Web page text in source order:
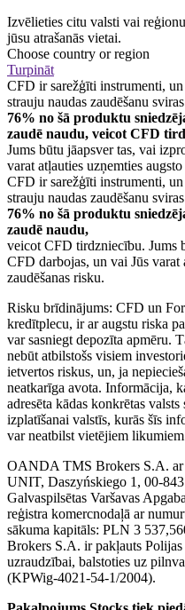
Izvēlieties citu valsti vai
jūsu atrašanās vietai.
Choose country or region
Turpināt
CFD ir sarežģīti instrumenti,
strauju naudas zaudēšanu
76% no šā produktu
zaudē naudu, veicot CFD
Jums būtu jāapsver tas, vai
varat atļauties uzņemties
CFD ir sarežģīti instrumenti,
strauju naudas zaudēšanu
76% no šā produktu
zaudē naudu,
veicot CFD tirdzniecību. Jums
CFD darbojas, un vai Jūs varat
zaudēšanas risku.
Risku brīdinājums: CFD un
kredītplecu, ir ar augstu riska
var sasniegt depozīta apmēru.
nebūt atbilstošs visiem
ietvertos riskus, un, ja
neatkarīga avota. Informācija,
adresēta kādas konkrētas
izplatīšanai valstīs, kurās šīs
var neatbilst vietējiem
OANDA TMS Brokers S.A. ar
UNIT, Daszyńskiego 1, 00-
Galvaspilsētas Varšavas
reģistra komercnodaļā ar
sākuma kapitāls: PLN 3
Brokers S.A. ir pakļauts Polijas
uzraudzībai, balstoties uz
(KPWig-4021-54-1/2004).